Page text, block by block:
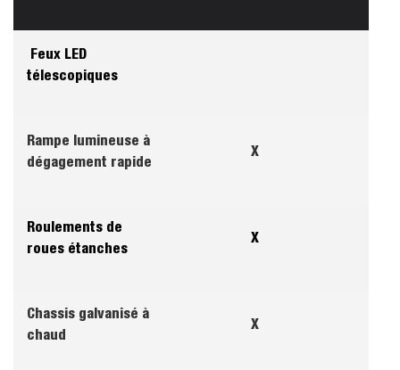
Feux LED
télescopiques
Rampe lumineuse à
dégagement rapide
X
Roulements de
roues étanches
X
Chassis galvanisé à
chaud
X